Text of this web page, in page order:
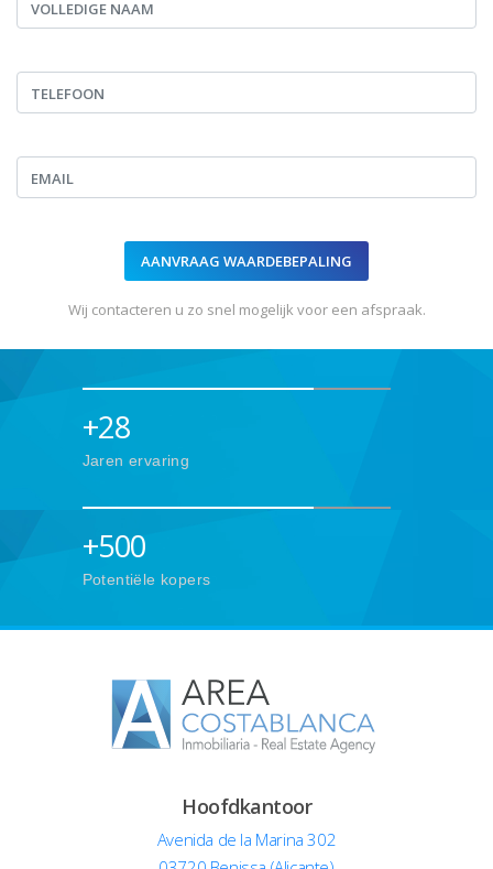
Wij contacteren u zo snel mogelijk voor een afspraak.
+28
Jaren ervaring
+500
Potentiële kopers
Hoofdkantoor
Avenida de la Marina 302